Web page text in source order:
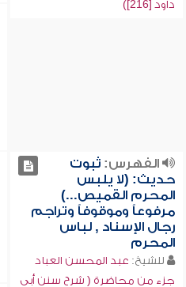
داود [216])
الفهرس:ثبوت
حديث: (لا يلبس
المحرم القميص...)
مرفوعاً وموقوفاً وتراجم
رجال الإسناد , لباس
المحرم
للشيخ: عبد المحسن العباد
جزء من محاضرة ( شرح سنن أبي